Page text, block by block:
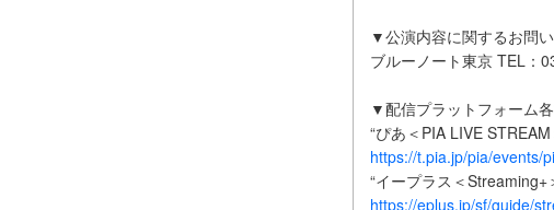
▼公演内容に関するお問
ブルーノート東京 TEL：
▼配信プラットフォーム
“ぴあ＜PIA LIVE
https://t.pia.jp/pia/events/
“イープラス＜Streaming+
https://eplus.jp/sf/guide/